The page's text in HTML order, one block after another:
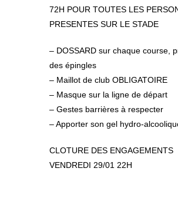
72H POUR TOUTES LES
PRESENTES SUR LE STADE
– DOSSARD sur chaque course,
des épingles
– Maillot de club OBLIGATOIRE
– Masque sur la ligne de départ
– Gestes barrières à respecter
– Apporter son gel hydro-
CLOTURE DES ENGAGEMENTS
VENDREDI 29/01 22H